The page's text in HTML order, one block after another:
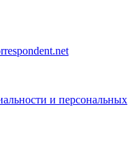
и персональных